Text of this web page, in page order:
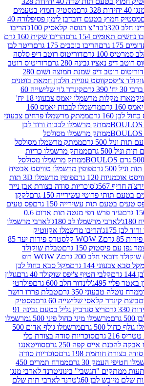
מסטיק חמוץ בטעמים
מסטיק חמוץ בטעם דובדבן לימון פסיפלורה 40
בד"צ רגוסה קלאסיק 100ג'
הריבו
גרם
הריבו שקית 160 גרם
הריבו כוכבים 175 גרם
ריטר לבן
דוריטוס רוטב דיפ סלסה
גבינה 280 גרם
דוריטוס רוטב
דוריטוס רוטב דיפ שמנת חמוצה ושום 280
קווסט עוגיית חלבון חמאת בוטנים
קינדר ג'וי שלישייה 60
מארז מקלות מרשמלו יאמס צבעוני 18 יח'
מרשמלו לבבות יאמס 160
ממתק מרשמלו פרחים צבעוני
מרשמלו לבבות ורוד לבן
מרשמלו מסולסל
ממתק מרשמלו מסולסל
ממתק מרשמלו כריות
ממתק מרשמלו מסולסל
פופין מרשמלו טוויסט אבטיח
גרם
פופין מרשמלו 3D תות
סוכריות סודה בצורת אבן נייר
עשירייה 150 גרם
לקקן
עשירייה 150 גרם
פס טעים
עיד פרש דפי מנטה תות אדום 0.6
מרשמלו לב 180ג'
לארבי מרשמלו
הריבו מרשמלו אקזוטיק
WOW Z קלסטרס פירות יער 85
טבלת שוקולד
200 גרם
WOW Z רופ
גרם
מקל סבא כחול לבן
חטיף צ'יפס שוקולד 40 גרם
גולון
לינדור חלב 600 גרם
פולרטי
350 גרם
טבלת פררו רושר
שלישייה 60 גרם
מסטיק
ריצ סנדביץ גליל בטעם גבינה 91
מיני כחול פיני 500 ג
מרשמלו
מרשמלו גולף אדום 500
סוכריות סודה בצורת כלי
קפה 250 גרם
סוויטאנגו
198 גרם
סוכריות סודה
30 גרם
ממרח תמרים 450
"חגשבי" בינוניטרנד לארבי מנגו
60ג'
טרנד לארבי תות שלם